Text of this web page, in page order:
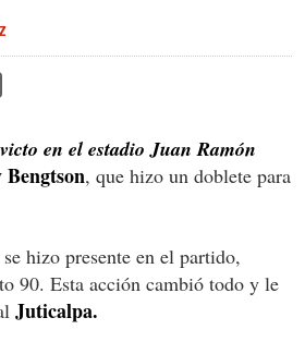
en el estadio Juan Ramón
, que hizo un doblete para
hizo presente en el partido,
90. Esta acción cambió todo y le
Juticalpa.